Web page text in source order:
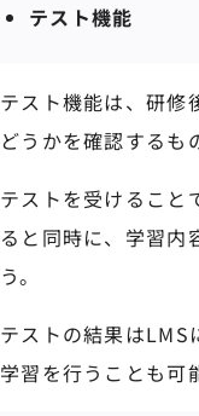
テスト機能
テスト機能は、研修
どうかを確認するも
テストを受けること
ると同時に、学習内
う。
テストの結果はLMS
学習を行うことも可